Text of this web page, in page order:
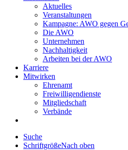
Aktuelles
Veranstaltungen
Kampagne: AWO gegen
Die AWO
Unternehmen
Nachhaltigkeit
Arbeiten bei der AWO
Karriere
Mitwirken
Ehrenamt
Freiwilligendienste
Mitgliedschaft
Verbände
Suche
SchriftgrößeNach oben